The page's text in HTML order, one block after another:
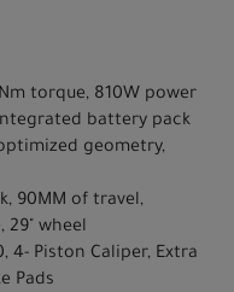
torque, 810W power
battery pack
geometry,
90MM of travel,
29" wheel
4- Piston Caliper, Extra
Pads